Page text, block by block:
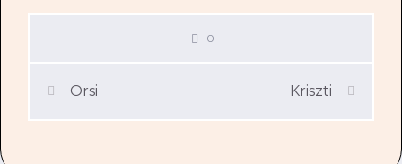
0
Orsi Kriszti